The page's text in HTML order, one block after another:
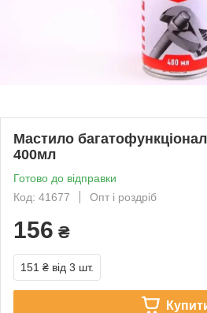
Мастило
400мл
Готово до відправки
Код: 41677
Опт і роздріб
156 ₴
151 ₴ від 3 шт.